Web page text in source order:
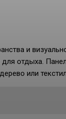
и
для отдыха.
или